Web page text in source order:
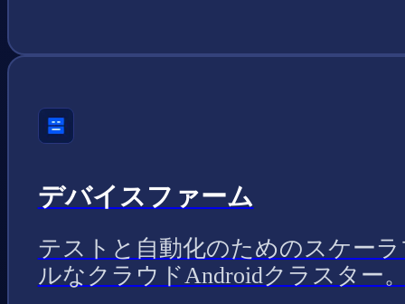
デバイスファーム
テストと自動化のためのスケー
ルなクラウドAndroidクラスター